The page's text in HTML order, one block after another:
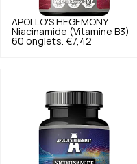
APOLLO'S HEGEMONY
Niacinamide (Vitamine B3)
60 onglets. €7,42